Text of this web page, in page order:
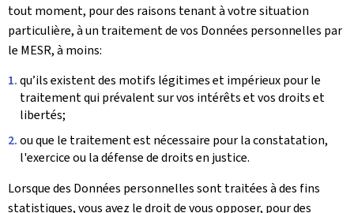
tout moment, pour des raisons tenant à votre situation
particulière, à un traitement de vos Données personnelles par
le MESR, à moins:
qu’ils existent des motifs légitimes et impérieux pour le
traitement qui prévalent sur vos intérêts et vos droits et
libertés;
ou que le traitement est nécessaire pour la constatation,
l'exercice ou la défense de droits en justice.
Lorsque des Données personnelles sont traitées à des fins
statistiques, vous avez le droit de vous opposer, pour des